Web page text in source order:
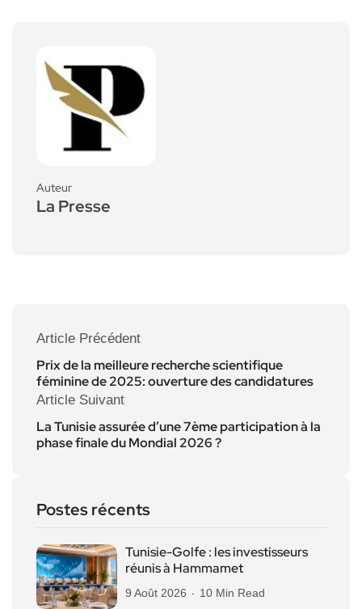
Auteur
La Presse
Article Précédent
Prix de la meilleure recherche scientifique
féminine de 2025: ouverture des candidatures
Article Suivant
La Tunisie assurée d’une 7ème participation à la
phase finale du Mondial 2026 ?
Postes récents
Tunisie-Golfe : les investisseurs
réunis à Hammamet
9 Août 2026 10 Min Read